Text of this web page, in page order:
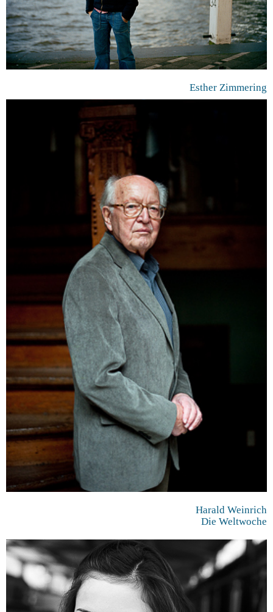
Esther Zimmering
Harald Weinrich
Die Weltwoche